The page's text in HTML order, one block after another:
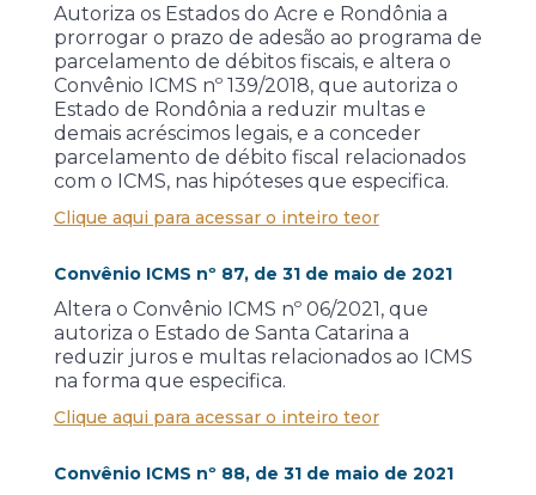
Autoriza os Estados do Acre e Rondônia a
prorrogar o prazo de adesão ao programa de
parcelamento de débitos fiscais, e altera o
Convênio ICMS nº 139/2018, que autoriza o
Estado de Rondônia a reduzir multas e
demais acréscimos legais, e a conceder
parcelamento de débito fiscal relacionados
com o ICMS, nas hipóteses que especifica.
Clique aqui para acessar o inteiro teor
Convênio ICMS nº 87, de 31 de maio de 2021
Altera o Convênio ICMS nº 06/2021, que
autoriza o Estado de Santa Catarina a
reduzir juros e multas relacionados ao ICMS
na forma que especifica.
Clique aqui para acessar o inteiro teor
Convênio ICMS nº 88, de 31 de maio de 2021